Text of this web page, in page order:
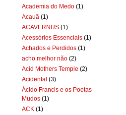
Academia do Medo (1)
Acauã (1)
ACAVERNUS (1)
Acessórios Essenciais (1)
Achados e Perdidos (1)
acho melhor não (2)
Acid Mothers Temple (2)
Acidental (3)
Ácido Francis e os Poetas
Mudos (1)
ACK (1)